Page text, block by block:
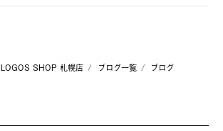
LOGOS SHOP 札幌店 ブログ一覧 ブログ